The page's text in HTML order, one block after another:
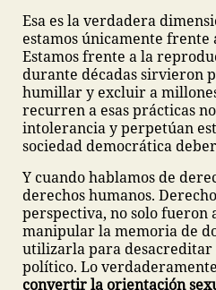
Esa es la verdadera
estamos únicamente
Estamos frente a la
durante décadas sirvieron
humillar y excluir a
recurren a esas prácticas
intolerancia y perpetúan
sociedad democrática
Y cuando hablamos de
derechos humanos.
perspectiva, no solo fueron
manipular la memoria de
utilizarla para desacreditar
político. Lo
convertir la orientación